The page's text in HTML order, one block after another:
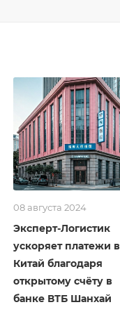
08 августа 2024
Эксперт-Логистик
ускоряет платежи в
Китай благодаря
открытому счёту в
банке ВТБ Шанхай